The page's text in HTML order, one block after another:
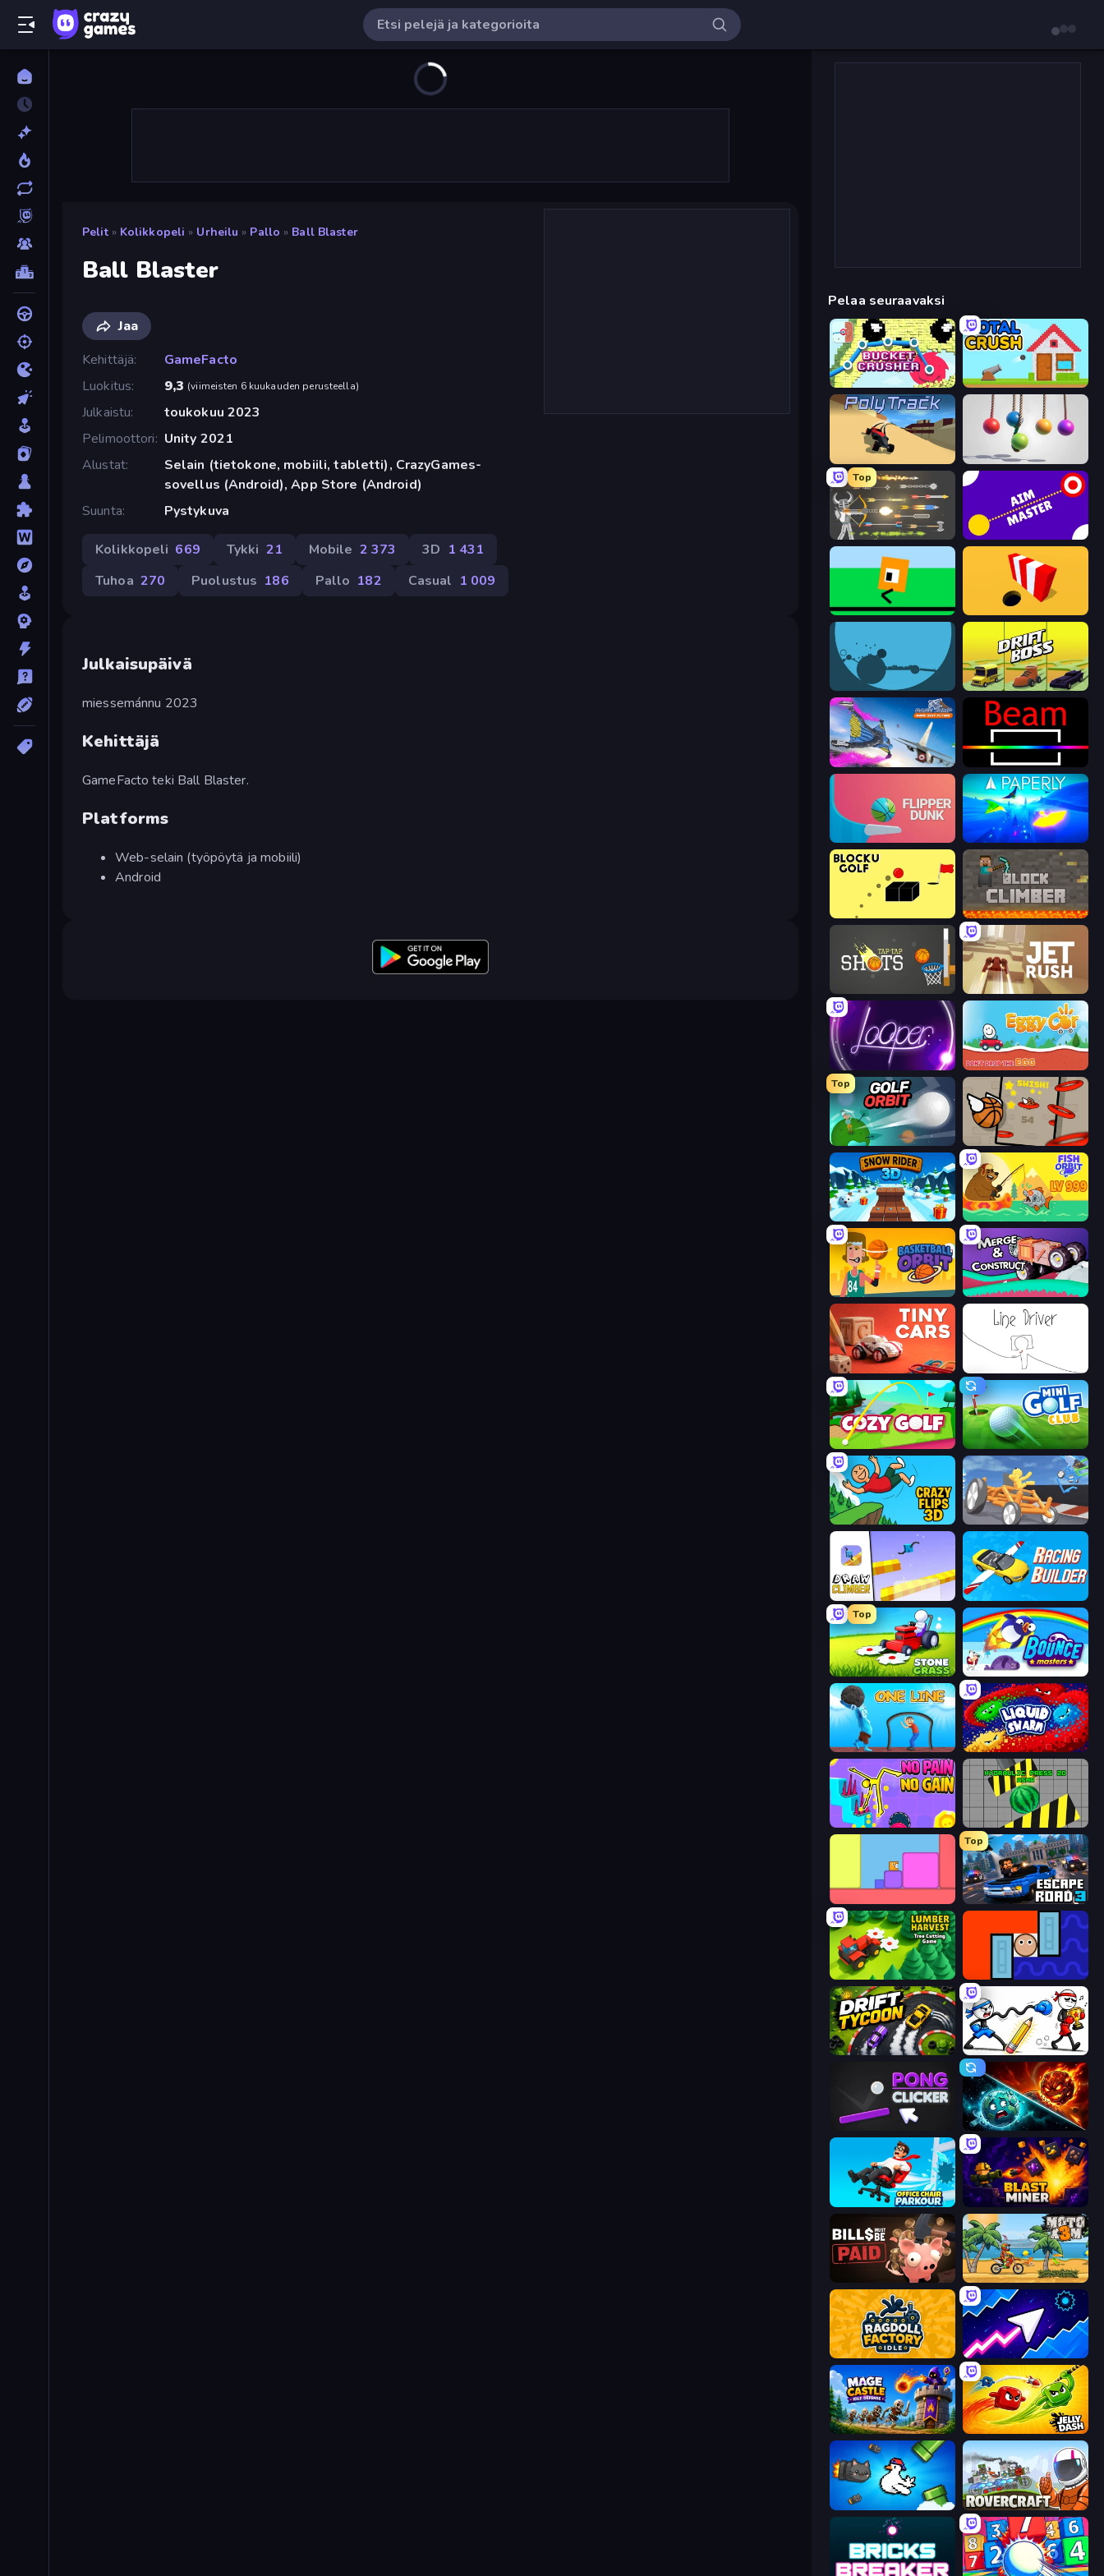
Pelit » Kolikkopeli » Urheilu » Pallo » Ball Blaster
Ball Blaster
Jaa
Kehittäjä
GameFacto
Luokitus
9,3 (viimeisten 6 kuukauden perusteella)
Julkaistu
toukokuu 2023
Pelimoottori
Unity 2021
Alustat
Selain (tietokone, mobiili, tabletti), CrazyGames-
sovellus (Android), App Store (Android)
Suunta
Pystykuva
Kolikkopeli 669 Tykki 21 Mobile 2 373 3D 1 431
Tuhoa 270 Puolustus 186 Pallo 182 Casual 1 009
Julkaisupäivä
miessemánnu 2023
Kehittäjä
GameFacto teki Ball Blaster.
Platforms
Web-selain (työpöytä ja mobiili)
Android
Pelaa seuraavaksi
Bucket Crusher Total Crush
Pendulum Master
Top
Ragdoll Archers Aim Master
Oh, flip! Color Hole
circloO Drift Boss
Base Jump Wing Suit Flying Beam
Flipper Dunk 3D Paperly: Paper Plane Adventure
Bounce Blocku Golf Block Climber
Jet Rush
Looper Eggy Car
Top
Golf Orbit Flappy Dunk
Snow Rider 3D Fish Orbit
Basketball Orbit Merge & Construct
Tiny Cars
Cozy Golf Mini Golf Club
Crazy Flips 3D Draw Crash Race
Draw Climber Racing Builder
Top
Stone Grass: Mowing Simulator Bouncemasters
One Line Liquid Swarm
No Pain No Gain - Ragdoll Sandbox Hydraulic Press 2D ASMR
Top
Escape Road 3
Lumber Harvest: Tree Cutting Game Lava and Aqua
Drift Tycoon Doodle Smash
Pong Clicker PlanetCrush 2
Office Chair Parkour Blast Miner
Bills Must Be Paid Moto X3M
Ragdoll Factory Idle Space Waves
Mage Castle Idle Defense Jelly Dash
Honk Rovercraft